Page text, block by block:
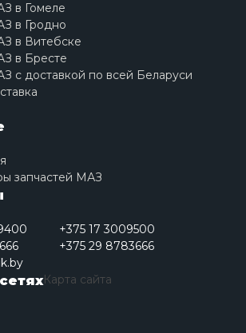
в Гомеле
в Гродно
в Витебске
в Бресте
с доставкой по всей Беларуси
запчастей МАЗ
+375 17 3009500
+375 29 8783666
Карта сайта